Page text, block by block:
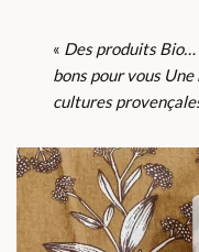
« Des produits
bons pour vous
cultures